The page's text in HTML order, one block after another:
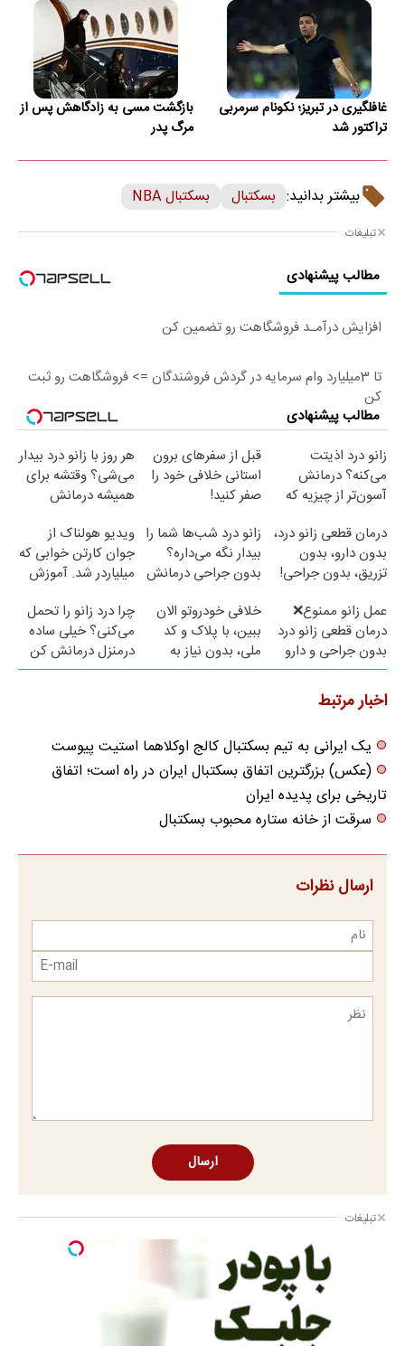
غافلگیری در تبریز؛ نکونام سرمربی
تراکتور شد
بازگشت مسی به زادگاهش پس از
مرگ پدر
بیشتر بدانید: بسکتبال بسکتبال NBA
تبلیغات
مطالب پیشنهادی
افزایش درآمـد فروشگاهت رو تضمین کن
تا 3میلیارد وام سرمایه در گردش فروشندگان => فروشگاهت رو ثبت
کن
مطالب پیشنهادی
زانو درد اذیتت
می‌کنه؟ درمانش
آسون‌تر از چیزیه که
می‌کنی✅پرسشنامه
قبل از سفرهای برون
استانی خلافی خود را
صفر کنید!
هر روز با زانو درد بیدار
می‌شی؟ وقتشه برای
همیشه درمانش
درمان قطعی زانو درد،
بدون دارو، بدون
تزریق، بدون جراحی!
زانو درد شب‌ها شما را
بیدار نگه می‌داره؟
بدون جراحی درمانش
ویدیو هولناک از
جوان کارتن خوابی که
میلیاردر شد. آموزش
عمل زانو ممنوع❌
درمان قطعی زانو درد
بدون جراحی و دارو
(پرسش نامه)
خلافی خودروتو الان
ببین، با پلاک و کد
ملی، بدون نیاز به
مراجعه حضوری
چرا درد زانو را تحمل
می‌کنی؟ خیلی ساده
درمنزل درمانش کن
اخبار مرتبط
یک ایرانی به تیم بسکتبال کالج اوکلاهما استیت پیوست
(عکس) بزرگترین اتفاق بسکتبال ایران در راه است؛ اتفاق
تاریخی برای پدیده ایران
سرقت از خانه ستاره محبوب بسکتبال
ارسال نظرات
ارسال
تبلیغات